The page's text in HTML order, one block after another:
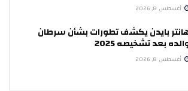
أغسطس 8, 2026
بايدن يكشف تطورات بشأن سرطان
بعد تشخيصه 2025
أغسطس 8, 2026